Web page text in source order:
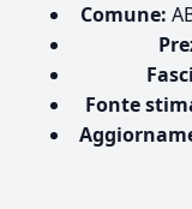
Comune:
Fonte